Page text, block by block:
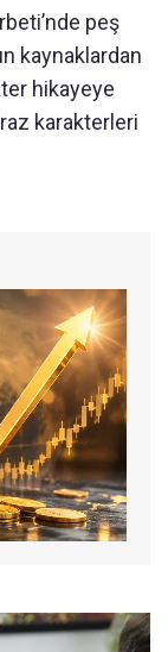
peş
kaynaklardan
hikayeye
karakterleri